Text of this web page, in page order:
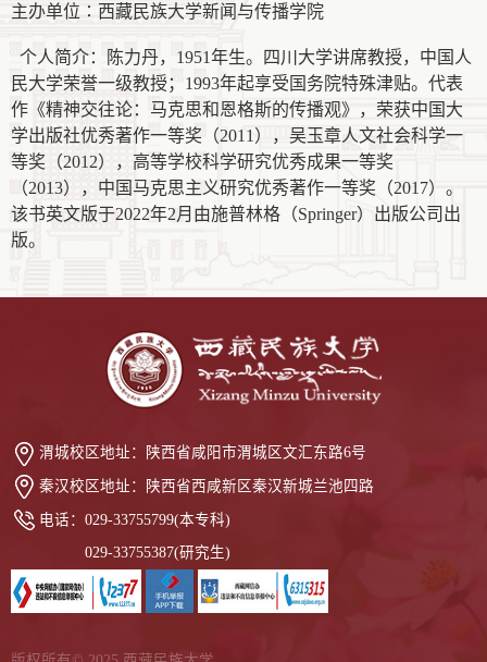
主办单位∶ 西藏民族大学新闻与传播学院
个人简介：陈力丹，1951年生。四川大学讲席教授，中国人
民大学荣誉一级教授；1993年起享受国务院特殊津贴。代表
作《精神交往论：马克思和恩格斯的传播观》，荣获中国大
学出版社优秀著作一等奖（2011），吴玉章人文社会科学一
等奖（2012），高等学校科学研究优秀成果一等奖
（2013），中国马克思主义研究优秀著作一等奖（2017）。
该书英文版于2022年2月由施普林格（Springer）出版公司出
版。
渭城校区地址： 陕西省咸阳市渭城区文汇东路6号
秦汉校区地址： 陕西省西咸新区秦汉新城兰池四路
电话： 029-33755799(本专科)
029-33755387(研究生)